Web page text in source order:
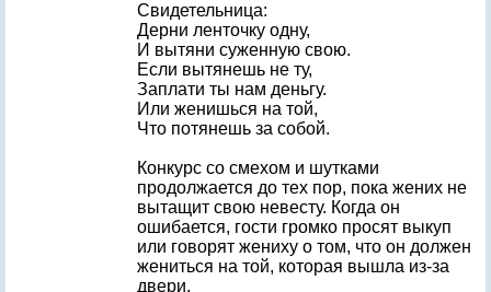
Свидетельница:
Дерни ленточку одну,
И вытяни суженную свою.
Если вытянешь не ту,
Заплати ты нам деньгу.
Или женишься на той,
Что потянешь за собой.
Конкурс со смехом и шутками
продолжается до тех пор, пока жених не
вытащит свою невесту. Когда он
ошибается, гости громко просят выкуп
или говорят жениху о том, что он должен
жениться на той, которая вышла из-за
двери.